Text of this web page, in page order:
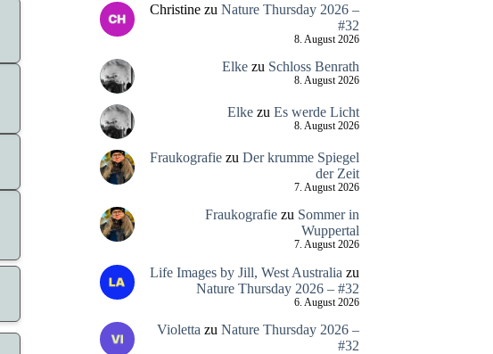
Christinezu Nature Thursday 2026 –
#32
8. August 2026
Elkezu Schloss Benrath
8. August 2026
Elkezu Es werde Licht
8. August 2026
Fraukografiezu Der krumme Spiegel
der Zeit
7. August 2026
Fraukografiezu Sommer in
Wuppertal
7. August 2026
Life Images by Jill, West Australia zu
Nature Thursday 2026 – #32
6. August 2026
Violettazu Nature Thursday 2026 –
#32